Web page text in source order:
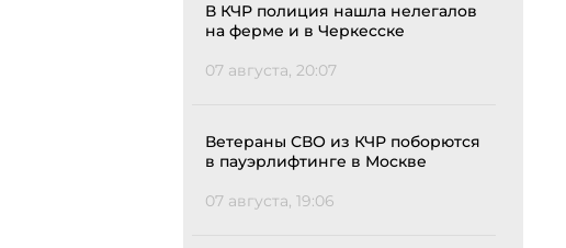
В КЧР полиция нашла нелегалов
на ферме и в Черкесске
07 августа, 20:07
Ветераны СВО из КЧР поборются
в пауэрлифтинге в Москве
07 августа, 19:06